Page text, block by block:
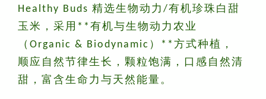
Healthy Buds 精选生物动力/有机珍珠白甜
玉米，采用**有机与生物动力农业
（Organic & Biodynamic）**方式种植，
顺应自然节律生长，颗粒饱满，口感自然清
甜，富含生命力与天然能量。